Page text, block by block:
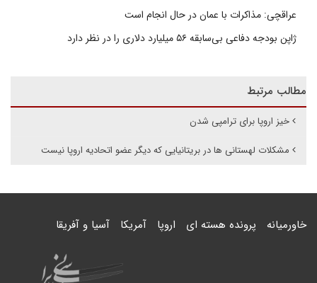
عراقچی: مذاکرات با عمان در حال انجام است
ژاپن بودجه دفاعی بی‌سابقه ۵۶ میلیارد دلاری را در نظر دارد
مطالب مرتبط
خیز اروپا برای ترامپی شدن
مشکلات لهستانی ها در بریتانیایی که دیگر عضو اتحادیه اروپا نیست
خاورمیانه پرونده هسته ای اروپا آمریکا آسیا و آفریقا